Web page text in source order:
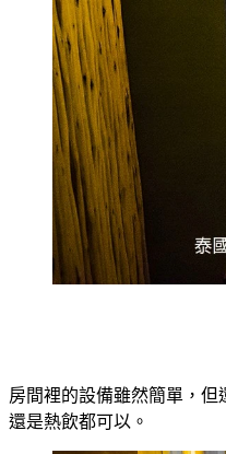
房間裡的設備雖然簡單，
還是熱飲都可以。